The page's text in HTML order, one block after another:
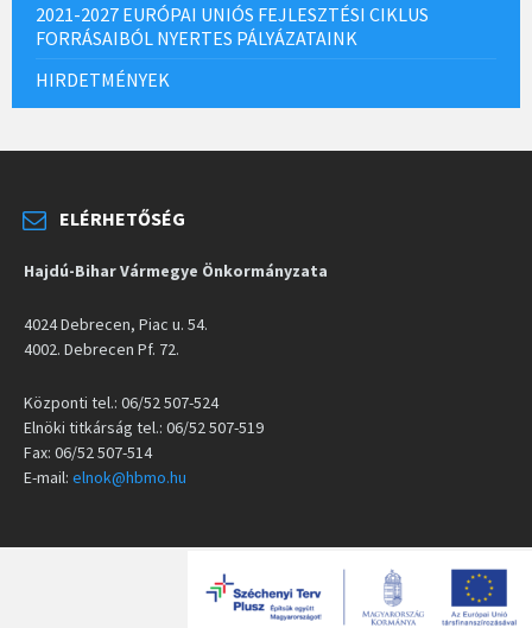
2021-2027 EURÓPAI UNIÓS FEJLESZTÉSI CIKLUS
FORRÁSAIBÓL NYERTES PÁLYÁZATAINK
HIRDETMÉNYEK
ELÉRHETŐSÉG
Hajdú-Bihar Vármegye Önkormányzata
4024 Debrecen, Piac u. 54.
4002. Debrecen Pf. 72.
Központi tel.: 06/52 507-524
Elnöki titkárság tel.: 06/52 507-519
Fax: 06/52 507-514
E-mail: elnok@hbmo.hu